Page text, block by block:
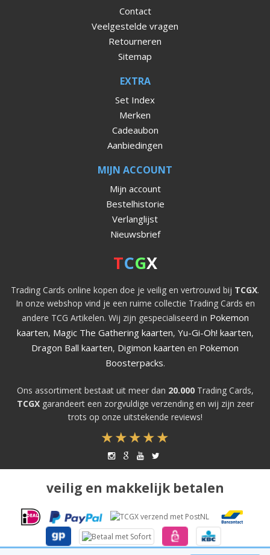
Contact
Veelgestelde vragen
Retourneren
Sitemap
EXTRA
Set Index
Merken
Cadeaubon
Aanbiedingen
MIJN ACCOUNT
Mijn account
Bestelhistorie
Verlanglijst
Nieuwsbrief
TCGX
Trading Cards online kopen doe je veilig en vertrouwd bij TCGX.
In onze webshop vind je een ruime collectie Trading Cards en
andere TCG Artikelen. Wij zijn gespecialiseerd in Pokemon
kaarten, Magic The Gathering kaarten, Yu-Gi-Oh! kaarten,
Dragon Ball kaarten, Digimon kaarten en Pokemon
Boosterpacks.
Ons assortiment bestaat uit meer dan 20.000Trading Cards,
TCGXgarandeert een zorgvuldige verzending en wij zijn zeer
trots op onze uitstekende reviews!
veilig en makkelijk betalen